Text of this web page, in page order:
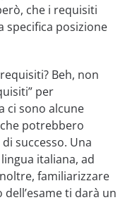
che i requisiti
specifica posizione
Beh, non
per
ci sono alcune
potrebbero
successo. Una
italiana, ad
familiarizzare
ti darà un